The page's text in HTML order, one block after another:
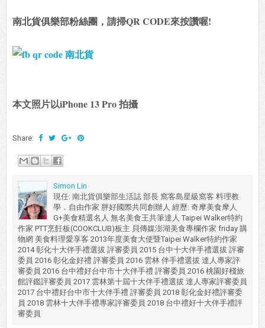
南北貨俱樂部粉絲團，請掃QR CODE來按讚喔!
本文照片以iPhone 13 Pro 拍攝
Share:
Simon Lin
現任: 南北貨俱樂部生活誌 部長 窩客島星級窩客 料理教
學．自由作家 胖好國際共同創辦人 經歷: 奇摩美食摩人
G+美食精選名人 無名美食王共筆達人 Taipei Walker特約
作家 PTT烹飪板(COOKCLUB)板主 貝傳媒澎湖美食專欄作家 friday 購
物網 美食料理愛享客 2013年度美食大使暨Taipei Walker特約作家
2014 彰化十大伴手禮選拔 評審委員 2015 台中十大伴手禮選拔 評審
委員 2016 彰化金好禮 評審委員 2016 雲林 伴手禮選拔 達人專家評
審委員 2016 台中禮好台中市十大伴手禮 評審委員 2016 桃園好棧旅
館評鑑評審委員 2017 雲林第十屆十大伴手禮選拔 達人專家評審委員
2017 台中禮好台中市十大伴手禮 評審委員 2018 彰化金好禮評審委
員 2018 雲林十大伴手禮專家評審委員 2018 台中禮好十大伴手禮評
審委員